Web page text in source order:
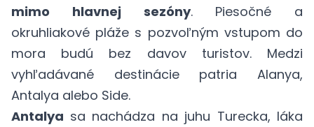
mimo hlavnej sezóny. Piesočné a
okruhliakové pláže s pozvoľným vstupom do
mora budú bez davov turistov. Medzi
vyhľadávané destinácie patria Alanya,
Antalya alebo Side.
Antalya sa nachádza na juhu Turecka, láka